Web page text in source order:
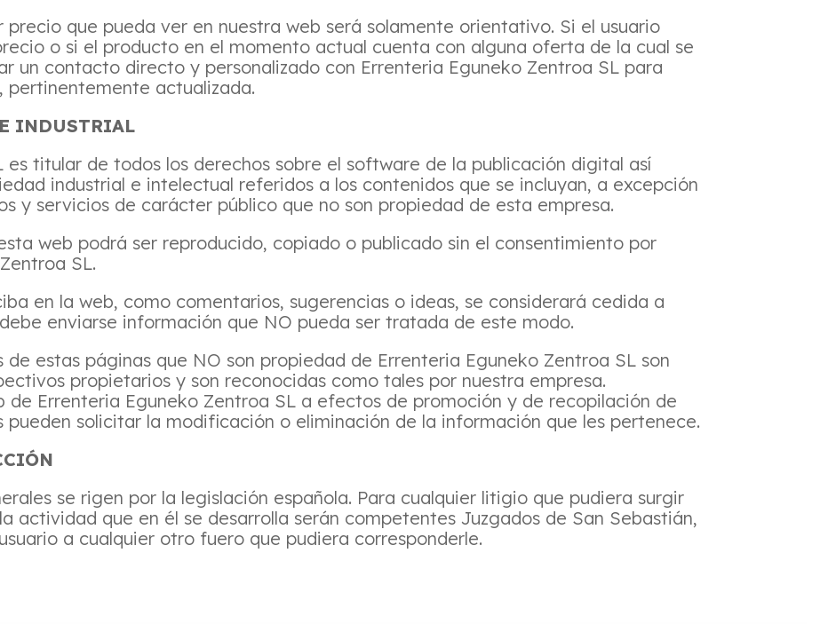
precio que pueda ver en nuestra web será solamente orientativo. Si el usuario
o si el producto en el momento actual cuenta con alguna oferta de la cual se
un contacto directo y personalizado con Errenteria Eguneko Zentroa SL para
pertinentemente actualizada.
INDUSTRIAL
es titular de todos los derechos sobre el software de la publicación digital así
industrial e intelectual referidos a los contenidos que se incluyan, a excepción
y servicios de carácter público que no son propiedad de esta empresa.
web podrá ser reproducido, copiado o publicado sin el consentimiento por
SL.
en la web, como comentarios, sugerencias o ideas, se considerará cedida a
enviarse información que NO pueda ser tratada de este modo.
de estas páginas que NO son propiedad de Errenteria Eguneko Zentroa SL son
propietarios y son reconocidas como tales por nuestra empresa.
de Errenteria Eguneko Zentroa SL a efectos de promoción y de recopilación de
pueden solicitar la modificación o eliminación de la información que les pertenece.
se rigen por la legislación española. Para cualquier litigio que pudiera surgir
actividad que en él se desarrolla serán competentes Juzgados de San Sebastián,
a cualquier otro fuero que pudiera corresponderle.